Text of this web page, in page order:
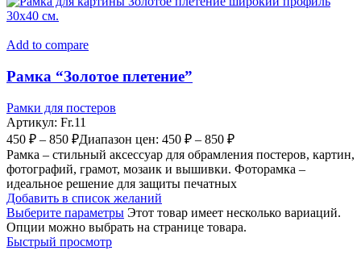
Add to compare
Рамка “Золотое плетение”
Рамки для постеров
Артикул: Fr.11
450 ₽ – 850 ₽Диапазон цен: 450 ₽ – 850 ₽
Рамка – стильный аксессуар для обрамления постеров, картин,
фотографий, грамот, мозаик и вышивки. Фоторамка –
идеальное решение для защиты печатных
Добавить в список желаний
Выберите параметры Этот товар имеет несколько вариаций.
Опции можно выбрать на странице товара.
Быстрый просмотр